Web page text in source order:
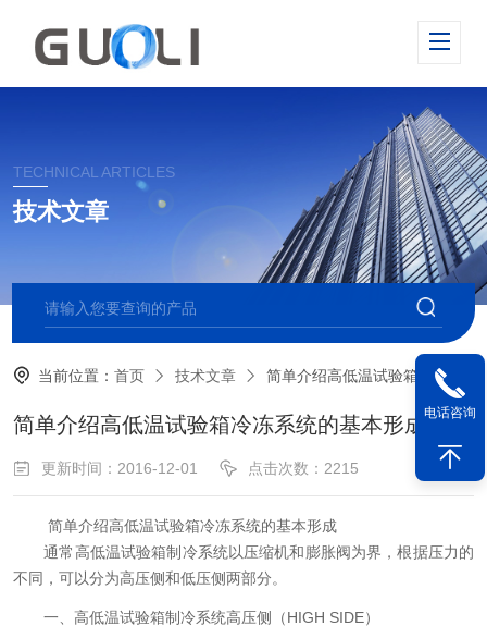
TECHNICAL ARTICLES
技术文章
当前位置：首页 技术文章 简单介绍高低温试验箱冷冻系统的基本形成
简单介绍高低温试验箱冷冻系统的基本形成
更新时间：2016-12-01 点击次数：2215
简单介绍高低温试验箱冷冻系统的基本形成
通常高低温试验箱制冷系统以压缩机和膨胀阀为界，根据压力的
不同，可以分为高压侧和低压侧两部分。
一、高低温试验箱制冷系统高压侧（HIGH SIDE）
电话咨询